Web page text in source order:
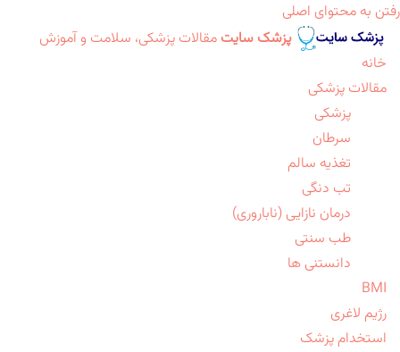
رفتن به محتوای اصلی
پزشک سایت مقالات پزشکی، سلامت و آموزش
خانه
مقالات پزشکی
پزشکی
سرطان
تغذیه سالم
تب دنگی
درمان نازایی (ناباروری)
طب سنتی
دانستنی ها
BMI
رژیم لاغری
استخدام پزشک